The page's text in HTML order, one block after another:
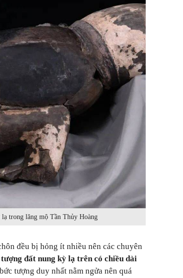
trong lăng mộ Tần Thủy Hoàng
đều bị hỏng ít nhiều nên các chuyên
đất nung kỳ lạ trên có chiều dài
tượng duy nhất nằm ngửa nên quá